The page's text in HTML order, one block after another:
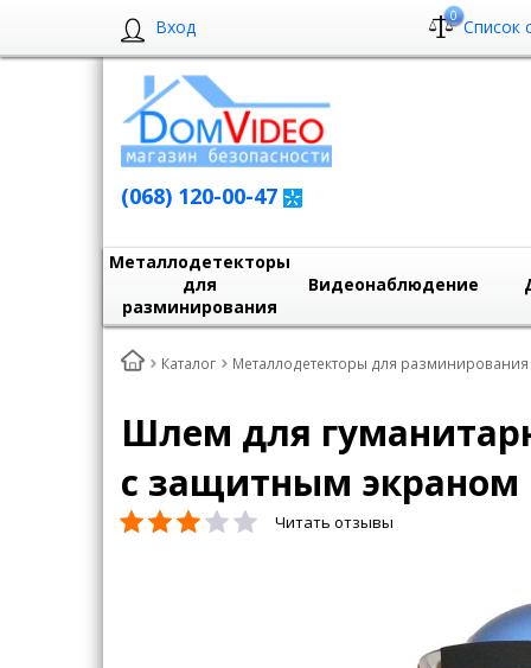
Вход 0 Список
(068) 120-00-47
Металлодетекторы
для
разминирования
Видеонаблюдение
Каталог Металлодетекторы для разминирования
Шлем для
с защитным экраном
Читать отзывы